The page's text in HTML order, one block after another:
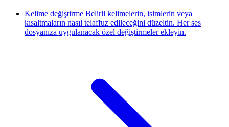
Kelime değiştirme Belirli kelimelerin, isimlerin veya
kısaltmaların nasıl telaffuz edileceğini düzeltin. Her ses
dosyanıza uygulanacak özel değiştirmeler ekleyin.